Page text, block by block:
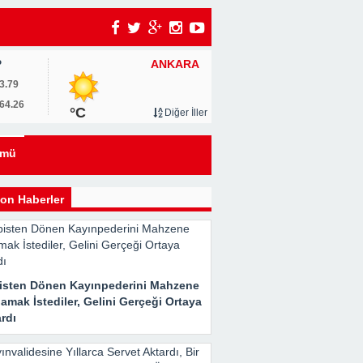
ANKARA
°C Diğer İller
Haberler
Dönen Kayınpederini Mahzene
İstediler, Gelini Gerçeği Ortaya